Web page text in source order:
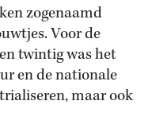
zogenaamd
Voor de
twintig was het
en de nationale
maar ook